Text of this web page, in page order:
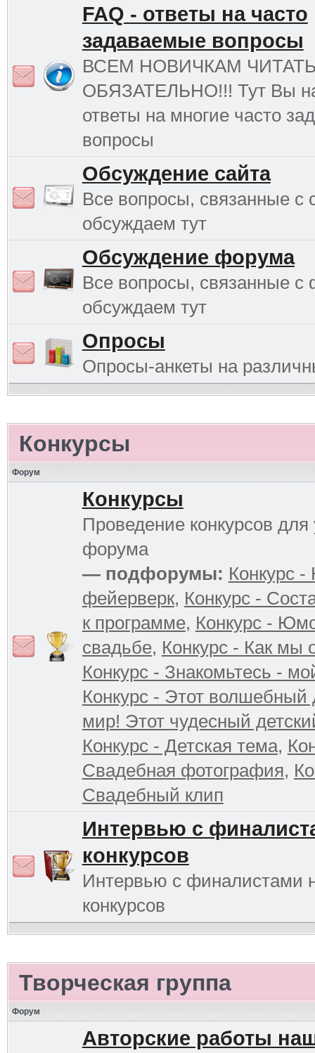
FAQ - ответы на часто
задаваемые вопросы
ВСЕМ НОВИЧКАМ
ОБЯЗАТЕЛЬНО!!! Тут Вы
ответы на многие часто
вопросы
Обсуждение сайта
Все вопросы, связанные с
обсуждаем тут
Обсуждение форума
Все вопросы, связанные
обсуждаем тут
Опросы
Опросы-анкеты на
Конкурсы
Форум
Конкурсы
Проведение конкурсов для
форума
— подфорумы: Конкурс
фейерверк, Конкурс -
к программе, Конкурс -
свадьбе, Конкурс - Как мы
Конкурс - Знакомьтесь -
Конкурс - Этот волшебный
мир! Этот чудесный
Конкурс - Детская тема,
Свадебная фотография,
Свадебный клип
Интервью с
конкурсов
Интервью с финалистами
конкурсов
Творческая группа
Форум
Авторские работы